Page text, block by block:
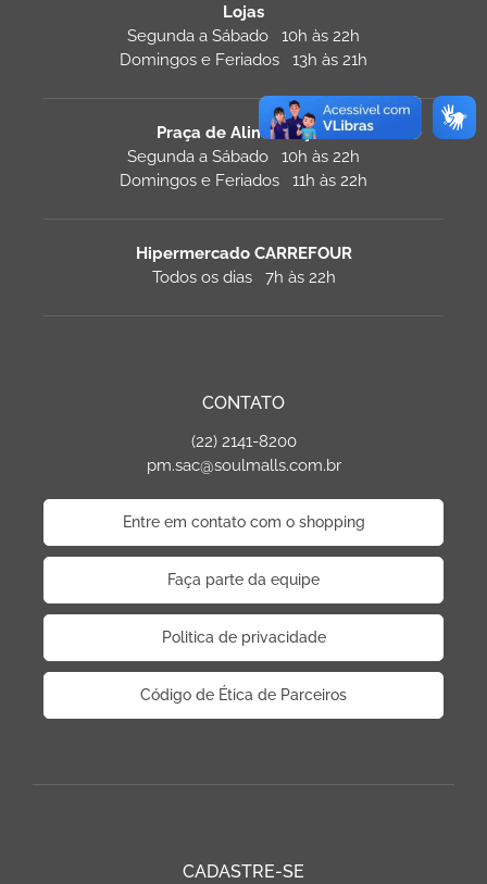
Lojas
Segunda a Sábado 10h às 22h
Domingos e Feriados 13h às 21h
Praça de Alimentação
Segunda a Sábado 10h às 22h
Domingos e Feriados 11h às 22h
Hipermercado CARREFOUR
Todos os dias 7h às 22h
CONTATO
(22) 2141-8200
pm.sac@soulmalls.com.br
Entre em contato com o shopping
Faça parte da equipe
Politica de privacidade
Código de Ética de Parceiros
CADASTRE-SE